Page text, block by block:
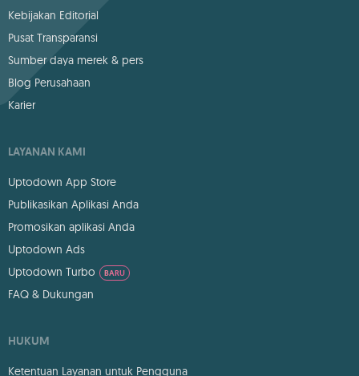
Kebijakan Editorial
Pusat Transparansi
Sumber daya merek & pers
Blog Perusahaan
Karier
LAYANAN KAMI
Uptodown App Store
Publikasikan Aplikasi Anda
Promosikan aplikasi Anda
Uptodown Ads
Uptodown Turbo
BARU
FAQ & Dukungan
HUKUM
Ketentuan Layanan untuk Pengguna